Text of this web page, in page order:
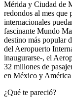
Mérida y Ciudad de
redondos al mes que
internacionales
fascinante Mundo
destino más popular
del Aeropuerto
inaugurarse-, el
32 millones de
en México y
¿Qué te pareció?